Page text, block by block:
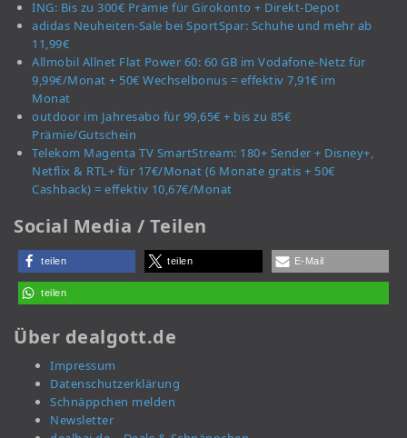
ING: Bis zu 300€ Prämie für Girokonto + Direkt-Depot
adidas Neuheiten-Sale bei SportSpar: Schuhe und mehr ab
11,99€
Allmobil Allnet Flat Power 60: 60 GB im Vodafone-Netz für
9,99€/Monat + 50€ Wechselbonus = effektiv 7,91€ im
Monat
outdoor im Jahresabo für 99,65€ + bis zu 85€
Prämie/Gutschein
Telekom Magenta TV SmartStream: 180+ Sender + Disney+,
Netflix & RTL+ für 17€/Monat (6 Monate gratis + 50€
Cashback) = effektiv 10,67€/Monat
Social Media / Teilen
teilen teilen E-Mail
teilen
Über dealgott.de
Impressum
Datenschutzerklärung
Schnäppchen melden
Newsletter